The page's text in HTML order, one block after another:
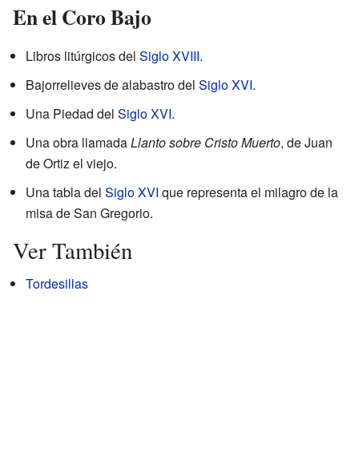
En el Coro Bajo
Libros litúrgicos del Siglo XVIII.
Bajorrelieves de alabastro del Siglo XVI.
Una Piedad del Siglo XVI.
Una obra llamadaLlanto sobre Cristo Muerto, de Juan
de Ortiz el viejo.
Una tabla del Siglo XVI que representa el milagro de la
misa de San Gregorio.
Ver También
Tordesillas